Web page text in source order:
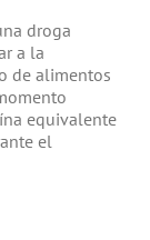
droga
a la
de alimentos
equivalente
el